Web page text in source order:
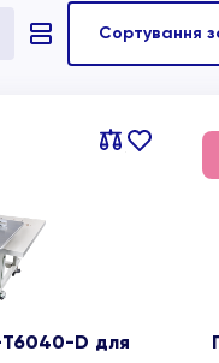
Порівняти
В
D для